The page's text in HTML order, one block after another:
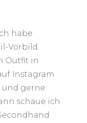
habe
Vorbild.
Outfit in
Instagram
und gerne
schaue ich